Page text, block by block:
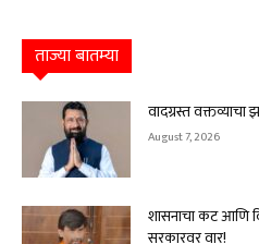
ताज्या बातम्या
वादग्रस्त
August 7, 2026
शासनाचा कट आणि
सरकारवर वार!